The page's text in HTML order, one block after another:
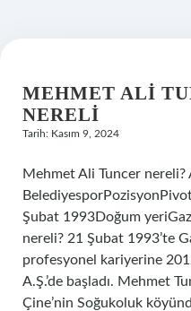
MEHMET ALI
NERELI
Tarih: Kasım 9, 2024
Mehmet Ali Tuncer nereli?
Şubat 1993Doğum
nereli? 21 Şubat 1993’te
profesyonel kariyerine
A.Ş.’de başladı. Mehmet
Çine’nin Soğukoluk